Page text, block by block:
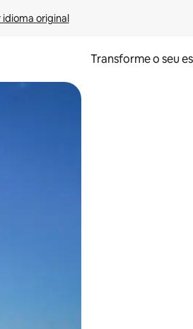
idioma original
Transforme o seu
gestos de toque ou deslize.